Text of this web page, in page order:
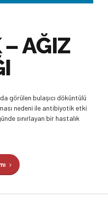
– AĞIZ
görülen bulaşıcı döküntülü
nedeni ile antibiyotik etki
sınırlayan bir hastalık